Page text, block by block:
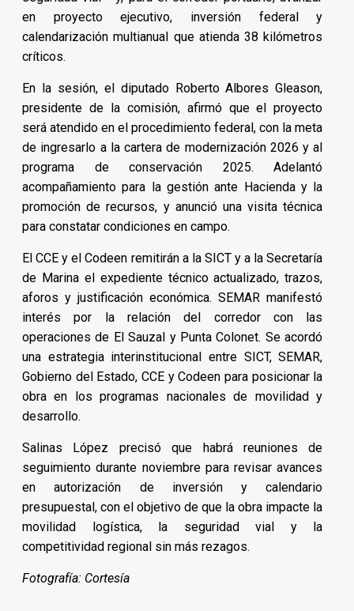
en proyecto ejecutivo, inversión federal y
calendarización multianual que atienda 38 kilómetros
críticos.
En la sesión, el diputado Roberto Albores Gleason,
presidente de la comisión, afirmó que el proyecto
será atendido en el procedimiento federal, con la meta
de ingresarlo a la cartera de modernización 2026 y al
programa de conservación 2025. Adelantó
acompañamiento para la gestión ante Hacienda y la
promoción de recursos, y anunció una visita técnica
para constatar condiciones en campo.
El CCE y el Codeen remitirán a la SICT y a la Secretaría
de Marina el expediente técnico actualizado, trazos,
aforos y justificación económica. SEMAR manifestó
interés por la relación del corredor con las
operaciones de El Sauzal y Punta Colonet. Se acordó
una estrategia interinstitucional entre SICT, SEMAR,
Gobierno del Estado, CCE y Codeen para posicionar la
obra en los programas nacionales de movilidad y
desarrollo.
Salinas López precisó que habrá reuniones de
seguimiento durante noviembre para revisar avances
en autorización de inversión y calendario
presupuestal, con el objetivo de que la obra impacte la
movilidad logística, la seguridad vial y la
competitividad regional sin más rezagos.
Fotografía: Cortesía